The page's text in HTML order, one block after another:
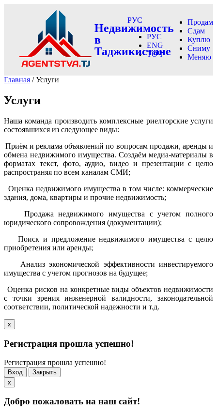
Недвижимость
в
Таджикистане
РУС
РУС
ENG
ТОҶ
Продам
Сдам
Куплю
Сниму
Меняю
Главная / Услуги
Услуги
Наша команда производить комплексные риелторские услуги
состоявшихся из следующее виды:
Приём и реклама объявлений по вопросам продажи, аренды и
обмена недвижимого имущества. Создаём медиа-материалы в
форматах текст, фото, аудио, видео и презентации с целю
распространяя по всем каналам СМИ;
Оценка недвижимого имущества в том числе: коммерческие
здания, дома, квартиры и прочие недвижимость;
Продажа недвижимого имущества с учетом полного
юридического сопровождения (документации);
Поиск и предложение недвижимого имущества с целю
приобретения или аренды;
Анализ экономической эффективности инвестируемого
имущества с учетом прогнозов на будущее;
Оценка рисков на конкретные виды объектов недвижимости
с точки зрения инженерной валидности, законодательной
соответствии, политической надежности и т.д.
x
Регистрация прошла успешно!
Регистрация прошла успешно!
Вход
Закрыть
x
Добро пожаловать на наш сайт!